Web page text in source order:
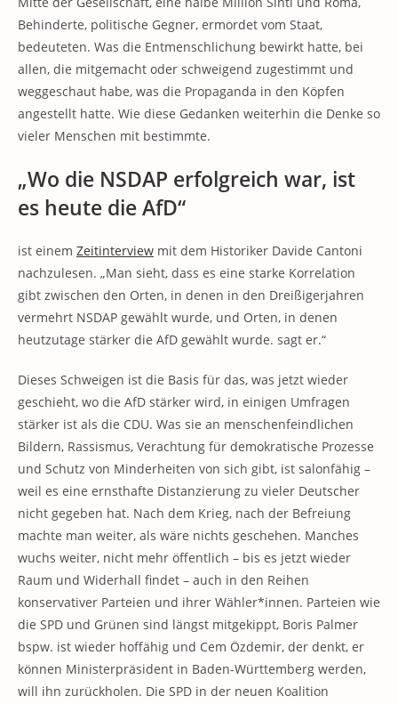
Behinderte, politische Gegner, ermordet vom Staat,
bedeuteten. Was die Entmenschlichung bewirkt hatte, bei
allen, die mitgemacht oder schweigend zugestimmt und
weggeschaut habe, was die Propaganda in den Köpfen
angestellt hatte. Wie diese Gedanken weiterhin die Denke so
vieler Menschen mit bestimmte.
„Wo die NSDAP erfolgreich war, ist
es heute die AfD“
ist einem Zeitinterview mit dem Historiker Davide Cantoni
nachzulesen. „Man sieht, dass es eine starke Korrelation
gibt zwischen den Orten, in denen in den Dreißigerjahren
vermehrt NSDAP gewählt wurde, und Orten, in denen
heutzutage stärker die AfD gewählt wurde. sagt er.“
Dieses Schweigen ist die Basis für das, was jetzt wieder
geschieht, wo die AfD stärker wird, in einigen Umfragen
stärker ist als die CDU. Was sie an menschenfeindlichen
Bildern, Rassismus, Verachtung für demokratische Prozesse
und Schutz von Minderheiten von sich gibt, ist salonfähig –
weil es eine ernsthafte Distanzierung zu vieler Deutscher
nicht gegeben hat. Nach dem Krieg, nach der Befreiung
machte man weiter, als wäre nichts geschehen. Manches
wuchs weiter, nicht mehr öffentlich – bis es jetzt wieder
Raum und Widerhall findet – auch in den Reihen
konservativer Parteien und ihrer Wähler*innen. Parteien wie
die SPD und Grünen sind längst mitgekippt, Boris Palmer
bspw. ist wieder hoffähig und Cem Özdemir, der denkt, er
können Ministerpräsident in Baden-Württemberg werden,
will ihn zurückholen. Die SPD in der neuen Koalition